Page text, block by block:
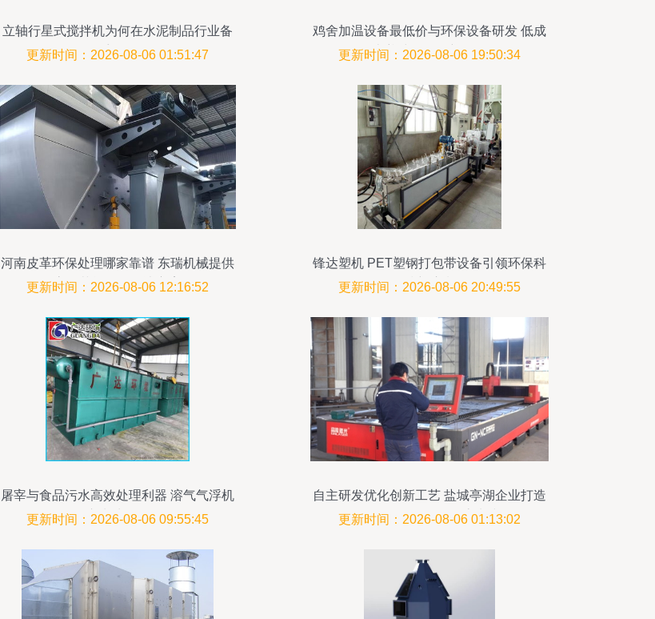
立轴行星式搅拌机为何在水泥制品行业备
受追捧
更新时间：2026-08-06 01:51:47
鸡舍加温设备最低价与环保设备研发 低成
本养殖的绿色新思路
更新时间：2026-08-06 19:50:34
河南皮革环保处理哪家靠谱 东瑞机械提供
高效节能设备解决方案
更新时间：2026-08-06 12:16:52
锋达塑机 PET塑钢打包带设备引领环保科
技新浪潮
更新时间：2026-08-06 20:49:55
屠宰与食品污水高效处理利器 溶气气浮机
及一体化废水处理设备全解析
更新时间：2026-08-06 09:55:45
自主研发优化创新工艺 盐城亭湖企业打造
全国首创环保设备流水线
更新时间：2026-08-06 01:13:02